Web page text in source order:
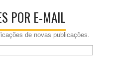
POR E-MAIL
de novas publicações.